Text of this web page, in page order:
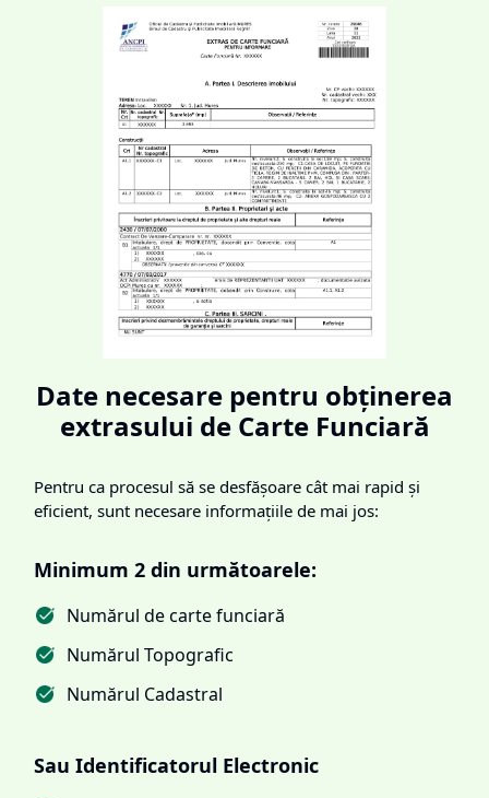
Date necesare pentru obținerea
extrasului de Carte Funciară
Pentru ca procesul să se desfășoare cât mai rapid și
eficient, sunt necesare informațiile de mai jos:
Minimum 2 din următoarele:
Numărul de carte funciară
Numărul Topografic
Numărul Cadastral
Sau Identificatorul Electronic